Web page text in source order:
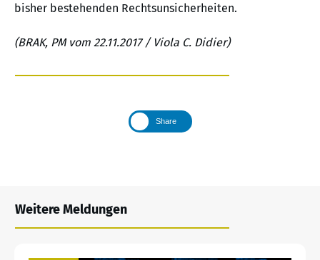
bisher bestehenden Rechtsunsicherheiten.
(BRAK, PM vom 22.11.2017 / Viola C. Didier)
Share
Weitere Meldungen